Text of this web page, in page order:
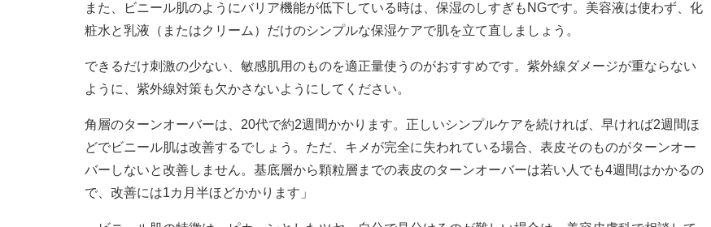
また、ビニール肌のようにバリア機能が低下している時は、保湿のしすぎもNGです。美容液は使わず、化
粧水と乳液（またはクリーム）だけのシンプルな保湿ケアで肌を立て直しましょう。
できるだけ刺激の少ない、敏感肌用のものを適正量使うのがおすすめです。紫外線ダメージが重ならない
ように、紫外線対策も欠かさないようにしてください。
角層のターンオーバーは、20代で約2週間かかります。正しいシンプルケアを続ければ、早ければ2週間ほ
どでビニール肌は改善するでしょう。ただ、キメが完全に失われている場合、表皮そのものがターンオー
バーしないと改善しません。基底層から顆粒層までの表皮のターンオーバーは若い人でも4週間はかかるの
で、改善には1カ月半ほどかかります」